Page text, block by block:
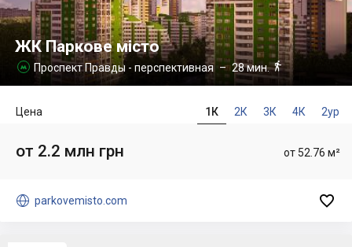
ЖК Паркове місто
 Проспект Правды - перспективная– 28 мин.
1К 2К 3К 4К 2ур
Цена
от 52.76 м²
от 2.2 млн грн
 parkovemisto.com 